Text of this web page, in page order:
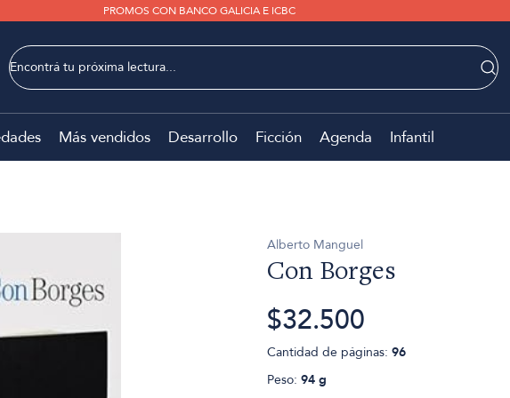
PROMOS CON BANCO GALICIA E ICBC
Más vendidos Desarrollo Ficción Agenda Infantil
Alberto Manguel
Con Borges
$32.500
Cantidad de páginas: 96
Peso: 94 g